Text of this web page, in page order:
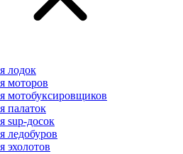
лодок
моторов
мотобуксировщиков
палаток
sup-досок
ледобуров
эхолотов